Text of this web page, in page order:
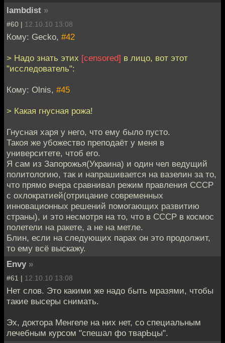
lambdist »
#60 | 12.10.10 13:08
Кому: Gecko, #42
> Надо знать этих [censored] в лицо, вот этот
"исследователь":
Кому: Olnis, #45
> Какая гнусная рожа!
Гнусная харя у него, что ему было пусто.
Такоя же убожество преподаёт у меня в
университете, чтоб его.
Я сам из Запорожья(Украина) и один чел ведущий
политологию, так и напрашивается на вазелин за то,
что прямо вчера сравнивал режим правления СССР
с охлократией(отрицание современных
инновационных решений помогающих развитию
страны), и это несмотря на то, что в СССР в космос
полетели на ракете, а не на метле.
Блин, если на следующих парах он это продолжит,
то ему всё выскажу.
Envy »
#61 | 12.10.10 13:08
Нет слов. Это какими же надо быть мразями, чтобы
такие высеры снимать.
Эх, доктора Менгеле на них нет, со специальным
лечебным курсом "спешал фо тварЬцы".